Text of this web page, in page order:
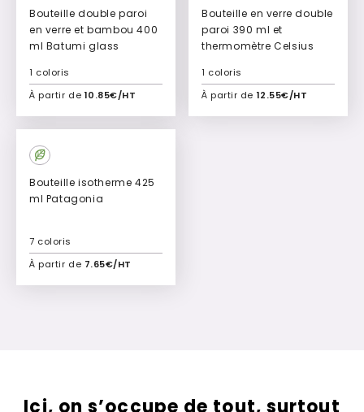
Bouteille double paroi
en verre et bambou 400
ml Batumi glass
À partir de 10.85€/HT
1 coloris
Ajouter à mon devis
Bouteille en verre double
paroi 390 ml et
thermomètre Celsius
À partir de 12.55€/HT
1 coloris
Ajouter à mon devis
Bouteille isotherme 425
ml Patagonia
À partir de 7.65€/HT
7 coloris
Ajouter à mon devis
Ici, on s’occupe de tout, surtout